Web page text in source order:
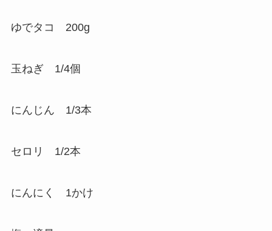
ゆでタコ 200g
玉ねぎ 1/4個
にんじん 1/3本
セロリ 1/2本
にんにく 1かけ